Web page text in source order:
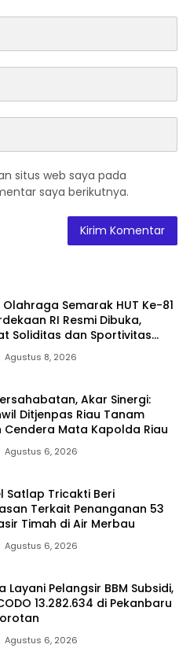
situs web saya pada
saya berikutnya.
Olahraga Semarak HUT Ke-81
RI Resmi Dibuka,
Soliditas dan Sportivitas
Agustus 8, 2026
Akar Sinergi:
Ditjenpas Riau Tanam
Cendera Mata Kapolda Riau
Agustus 6, 2026
Satlap Tricakti Beri
Terkait Penanganan 53
Timah di Air Merbau
Agustus 6, 2026
Layani Pelangsir BBM Subsidi,
13.282.634 di Pekanbaru
Agustus 6, 2026